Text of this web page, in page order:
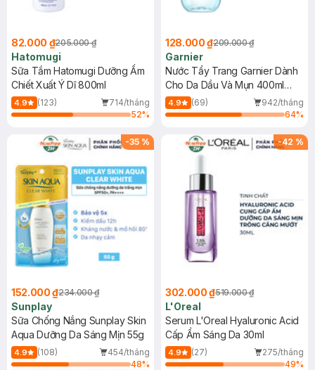
82.000 ₫205.000 ₫
Hatomugi
Sữa Tắm Hatomugi Dưỡng Ẩm
Chiết Xuất Ý Dĩ 800ml
4.9 (123)
714/tháng
52%
128.000 ₫209.000 ₫
Garnier
Nước Tẩy Trang Garnier Dành
Cho Da Dầu Và Mụn 400ml
(Mới)
4.9 (69)
942/tháng
64%
-35 %
152.000 ₫234.000 ₫
Sunplay
Sữa Chống Nắng Sunplay Skin
Aqua Dưỡng Da Sáng Mịn 55g
4.9 (108)
454/tháng
48%
-42 %
302.000 ₫519.000 ₫
L'Oreal
Serum L'Oreal Hyaluronic Acid
Cấp Ẩm Sáng Da 30ml
4.9 (27)
275/tháng
49%